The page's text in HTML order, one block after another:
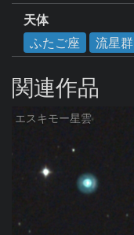
天体
ふたご座
流星群
関連作品
エスキモー星雲